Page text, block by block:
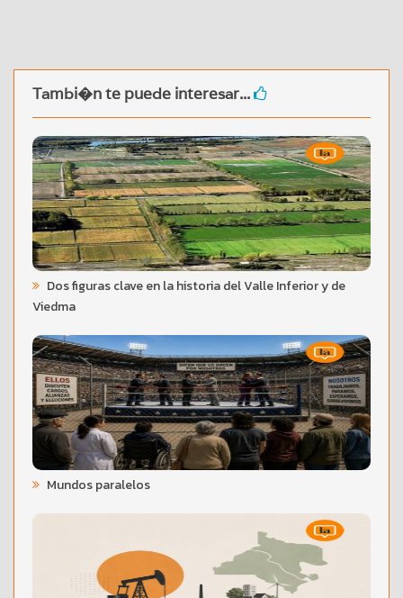
Tambi�n te puede interesar...
Dos figuras clave en la historia del Valle Inferior y de
Viedma
Mundos paralelos